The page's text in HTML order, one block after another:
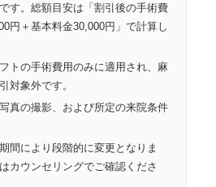
す。総額目安は「割引後の手術費
円＋基本料金30,000円」で計算し
トの手術費用のみに適用され、麻
対象外です。
真の撮影、および所定の来院条件
間により段階的に変更となりま
カウンセリングでご確認くださ